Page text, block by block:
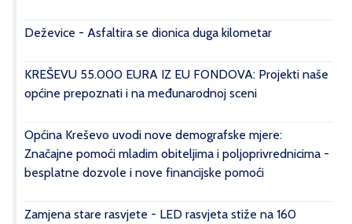
Deževice - Asfaltira se dionica duga kilometar
KREŠEVU 55.000 EURA IZ EU FONDOVA: Projekti naše
općine prepoznati i na međunarodnoj sceni
Općina Kreševo uvodi nove demografske mjere:
Značajne pomoći mladim obiteljima i poljoprivrednicima -
besplatne dozvole i nove financijske pomoći
Zamjena stare rasvjete - LED rasvjeta stiže na 160